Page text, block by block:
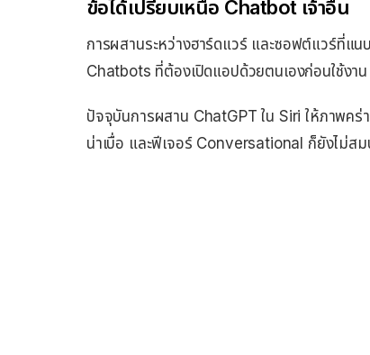
ข้อได้เปรียบเหนือ Chatbot เจ้าอื่น
การผสานระหว่างฮาร์ดแวร์ และซอฟต์แวร์ที่แ
Chatbots ที่ต้องเปิดแอปด้วยตนเองก่อนใช้งาน
ปัจจุบันการผสาน ChatGPT ใน Siri ให้ภาพคร่
น่าเบื่อ และฟีเจอร์ Conversational ก็ยังไม่ส